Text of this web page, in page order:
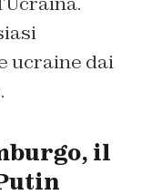
ucraine dai
il